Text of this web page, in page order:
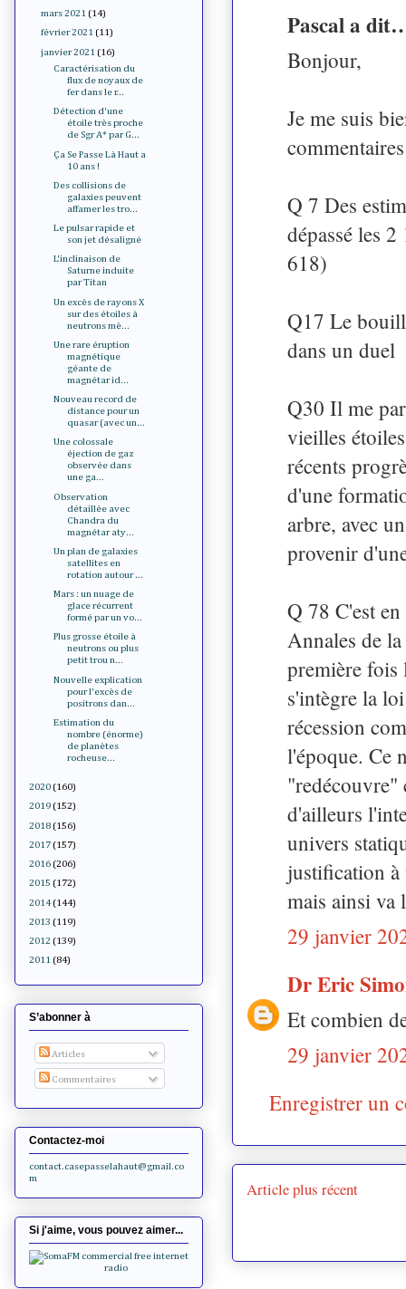
Pascal a
Bonjour,
Je me suis
Q 7 Des
dépassé les
618)
Q17 Le
dans un duel
Q30 Il me
vieilles
récents
d'une
arbre, avec
provenir
Q 78 C'est
Annales de
première fois
s'intègre la
récession
l'époque. Ce
"redécouvre"
d'ailleurs
univers
justification à
mais ainsi va
29 janvier
Dr Eric
Et combien
29 janvier
Enregistrer un
Article plus récent
mars 2021 (14)
février 2021 (11)
janvier 2021 (16)
Caractérisation du
flux de noyaux de
fer dans le r...
Détection d'une
étoile très proche
de Sgr A* par G...
Ça Se Passe Là Haut a
10 ans !
Des collisions de
galaxies peuvent
affamer les tro...
Le pulsar rapide et
son jet désaligné
L'inclinaison de
Saturne induite
par Titan
Un excès de rayons X
sur des étoiles à
neutrons mè...
Une rare éruption
magnétique
géante de
magnétar id...
Nouveau record de
distance pour un
quasar (avec un...
Une colossale
éjection de gaz
observée dans
une ga...
Observation
détaillée avec
Chandra du
magnétar aty...
Un plan de galaxies
satellites en
rotation autour ...
Mars : un nuage de
glace récurrent
formé par un vo...
Plus grosse étoile à
neutrons ou plus
petit trou n...
Nouvelle explication
pour l'excès de
positrons dan...
Estimation du
nombre (énorme)
de planètes
rocheuse...
2020 (160)
2019 (152)
2018 (156)
2017 (157)
2016 (206)
2015 (172)
2014 (144)
2013 (119)
2012 (139)
2011 (84)
S’abonner à
Articles
Commentaires
Contactez-moi
contact.casepasselahaut@gmail.co
m
Si j'aime, vous pouvez aimer...